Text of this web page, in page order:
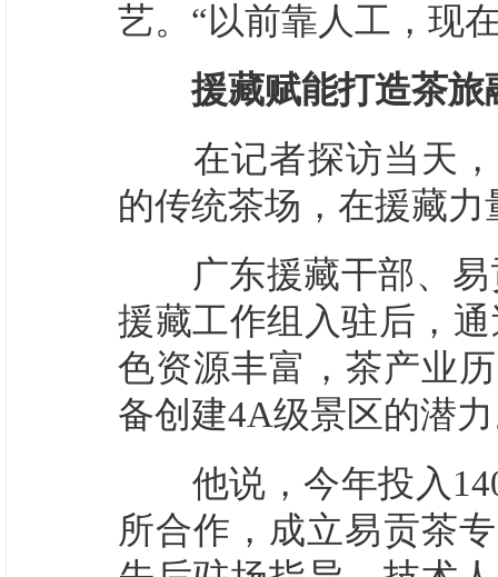
艺。“以前靠人工，现
援藏赋能打造茶旅
在记者探访当天，
的传统茶场，在援藏
广东援藏干部、易
援藏工作组入驻后，
色资源丰富，茶产业
备创建4A级景区的潜
他说，今年投入140
所合作，成立易贡茶